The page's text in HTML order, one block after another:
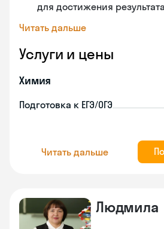
для достижения результата
Читать дальше
Услуги и цены
Химия
Подготовка к ЕГЭ/ОГЭ
Читать дальше
Людмила